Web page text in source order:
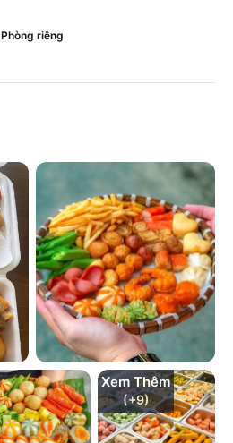
Phòng riêng
Xem Thêm
(+9)